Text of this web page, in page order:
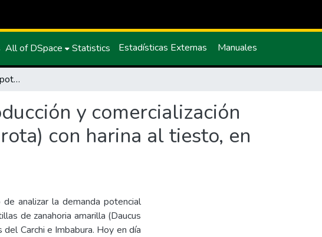
All of DSpace Statistics Estadísticas Externas Manuales
Análisis de la demanda potencial para la producción y comercialización de tortillas de zanahoria amarilla (Daucus carota) con harina al tiesto, en las Provincias del Carchi e Imbabura
y comercialización
con harina al tiesto, en
analizar la demanda potencial
de zanahoria amarilla (Daucus
Carchi e Imbabura. Hoy en día